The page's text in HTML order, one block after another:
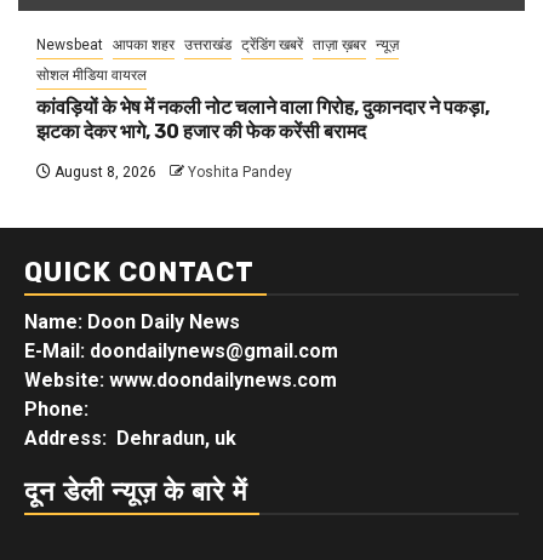
Newsbeat आपका शहर उत्तराखंड ट्रेंडिंग खबरें ताज़ा ख़बर न्यूज़
सोशल मीडिया वायरल
कांवड़ियों के भेष में नकली नोट चलाने वाला गिरोह, दुकानदार ने पकड़ा,
झटका देकर भागे, 30 हजार की फेक करेंसी बरामद
August 8, 2026 Yoshita Pandey
QUICK CONTACT
Name: Doon Daily News
E-Mail: doondailynews@gmail.com
Website: www.doondailynews.com
Phone:
Address: Dehradun, uk
दून डेली न्यूज़ के बारे में